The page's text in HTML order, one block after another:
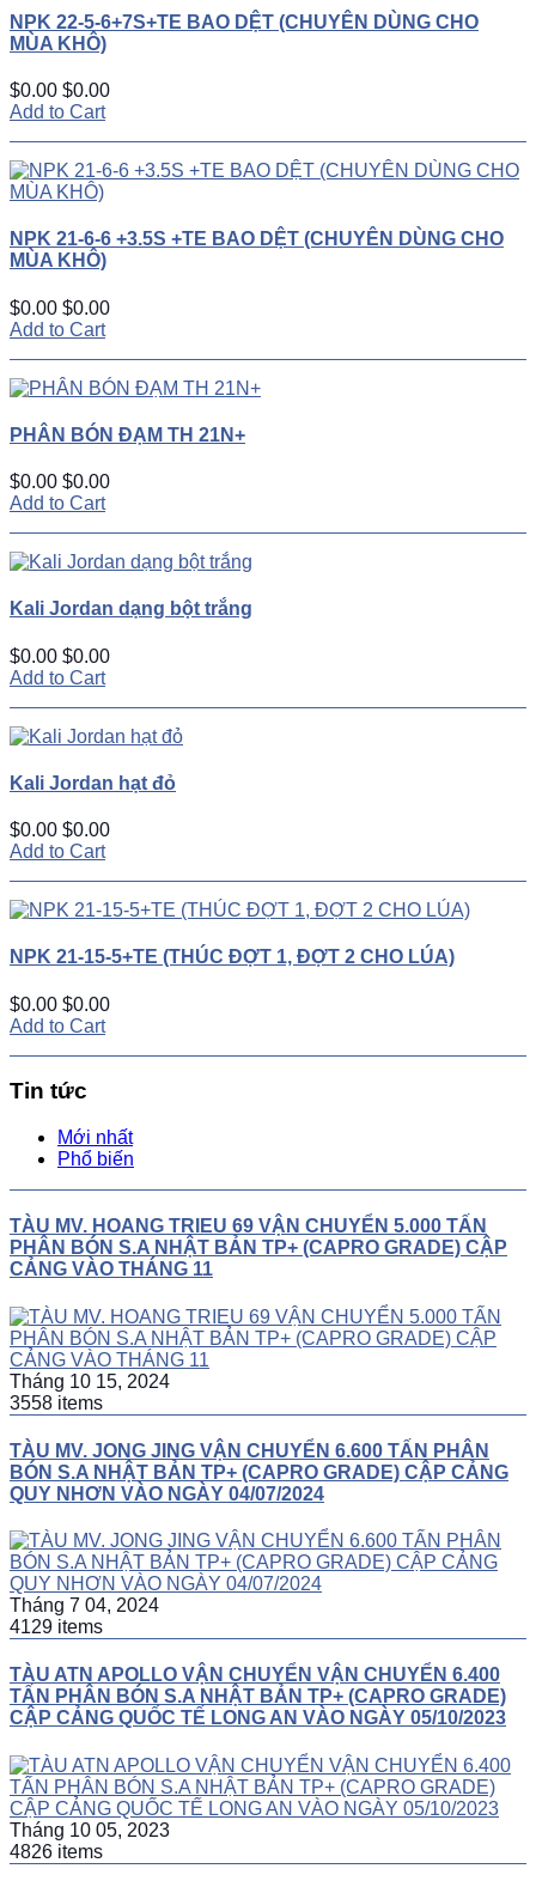
NPK 22-5-6+7S+TE BAO DỆT (CHUYÊN DÙNG CHO
MÙA KHÔ)
$0.00 $0.00
Add to Cart
NPK 21-6-6 +3.5S +TE BAO DỆT (CHUYÊN DÙNG CHO
MÙA KHÔ)
$0.00 $0.00
Add to Cart
PHÂN BÓN ĐẠM TH 21N+
$0.00 $0.00
Add to Cart
Kali Jordan dạng bột trắng
$0.00 $0.00
Add to Cart
Kali Jordan hạt đỏ
$0.00 $0.00
Add to Cart
NPK 21-15-5+TE (THÚC ĐỢT 1, ĐỢT 2 CHO LÚA)
$0.00 $0.00
Add to Cart
Tin tức
Mới nhất
Phổ biến
TÀU MV. HOANG TRIEU 69 VẬN CHUYỂN 5.000 TẤN
PHÂN BÓN S.A NHẬT BẢN TP+ (CAPRO GRADE) CẬP
CẢNG VÀO THÁNG 11
Tháng 10 15, 2024
3558 items
TÀU MV. JONG JING VẬN CHUYỂN 6.600 TẤN PHÂN
BÓN S.A NHẬT BẢN TP+ (CAPRO GRADE) CẬP CẢNG
QUY NHƠN VÀO NGÀY 04/07/2024
Tháng 7 04, 2024
4129 items
TÀU ATN APOLLO VẬN CHUYỂN VẬN CHUYỂN 6.400
TẤN PHÂN BÓN S.A NHẬT BẢN TP+ (CAPRO GRADE)
CẬP CẢNG QUỐC TẾ LONG AN VÀO NGÀY 05/10/2023
Tháng 10 05, 2023
4826 items